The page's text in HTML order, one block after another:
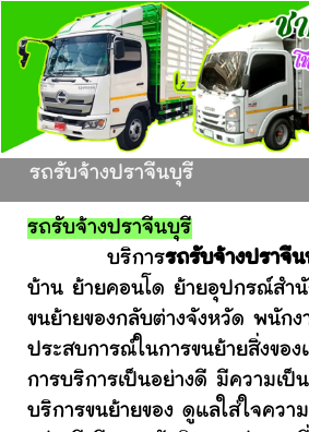
รถรับจ้างปราจีนบุรี
รถรับจ้างปราจีนบุรี
บริการรถรับจ้างปราจี
บ้าน ย้ายคอนโด ย้ายอุปกรณ์สำ
ขนย้ายของกลับต่างจังหวัด พนัก
ประสบการณ์ในการขนย้ายสิ่งของ
การบริการเป็นอย่างดี มีความเป็
บริการขนย้ายของ ดูแลใส่ใจควา